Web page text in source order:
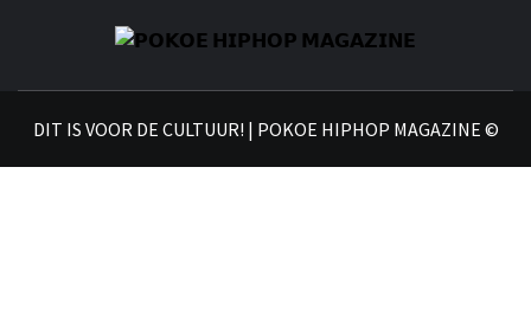
DIT IS VOOR DE CULTUUR! | POKOE HIPHOP MAGAZINE ©